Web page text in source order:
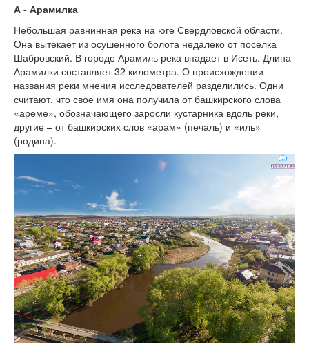
А - Арамилка
Небольшая равнинная река на юге Свердловской области.
Она вытекает из осушенного болота недалеко от поселка
Шабровский. В городе Арамиль река впадает в Исеть. Длина
Арамилки составляет 32 километра. О происхождении
названия реки мнения исследователей разделились. Одни
считают, что свое имя она получила от башкирского слова
«ареме», обозначающего заросли кустарника вдоль реки,
другие – от башкирских слов «арам» (печаль) и «иль»
(родина).